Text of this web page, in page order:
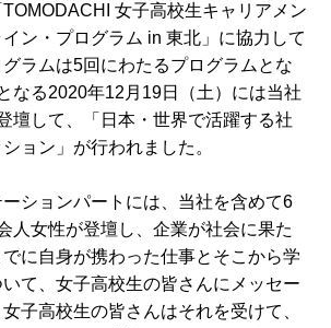
女子高校生キャリアメン
ン・プログラム in 東北」に協力して
ラムは5回にわたるプログラムとな
なる2020年12月19日（土）には当社
壇して、「日本・世界で活躍する社
ョン」が行われました。
ションパートには、当社を含めて6
人女性が登壇し、企業が社会に果た
に自身が携わった仕事とそこから学
て、女子高校生の皆さんにメッセー
子高校生の皆さんはそれを受けて、